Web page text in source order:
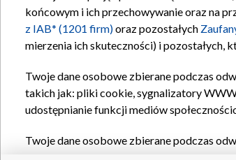
końcowym i ich przechowywanie oraz na
z IAB* (1201 firm)oraz pozostałych
mierzenia ich skuteczności) i pozostałych,
Twoje dane osobowe zbierane podczas
takich jak: pliki cookie, sygnalizatory
udostępnianie funkcji mediów
Twoje dane osobowe zbierane podczas